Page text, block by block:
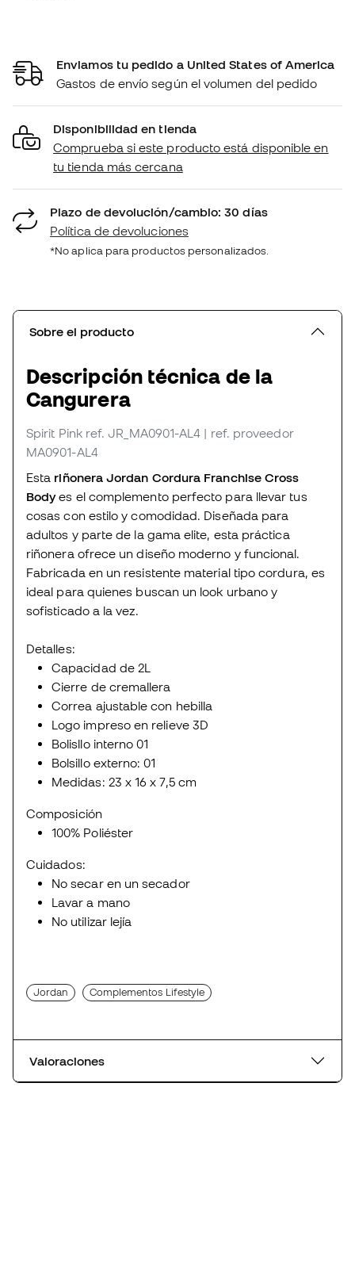
Enviamos tu pedido a United States of America
Gastos de envío según el volumen del pedido
Disponibilidad en tienda
Comprueba si este producto está disponible en
tu tienda más cercana
Plazo de devolución/cambio: 30 días
Política de devoluciones
*No aplica para productos personalizados.
Sobre el producto
Descripción técnica de la
Cangurera
Spirit Pink ref. JR_MA0901-AL4 | ref. proveedor
MA0901-AL4
Esta riñonera Jordan Cordura Franchise Cross
Bodyes el complemento perfecto para llevar tus
cosas con estilo y comodidad. Diseñada para
adultos y parte de la gama elite, esta práctica
riñonera ofrece un diseño moderno y funcional.
Fabricada en un resistente material tipo cordura, es
ideal para quienes buscan un look urbano y
sofisticado a la vez.
Detalles:
Capacidad de 2L
Cierre de cremallera
Correa ajustable con hebilla
Logo impreso en relieve 3D
Bolisllo interno 01
Bolsillo externo: 01
Medidas: 23 x 16 x 7,5 cm
Composición
100% Poliéster
Cuidados:
No secar en un secador
Lavar a mano
No utilizar lejía
Jordan Complementos Lifestyle
Valoraciones